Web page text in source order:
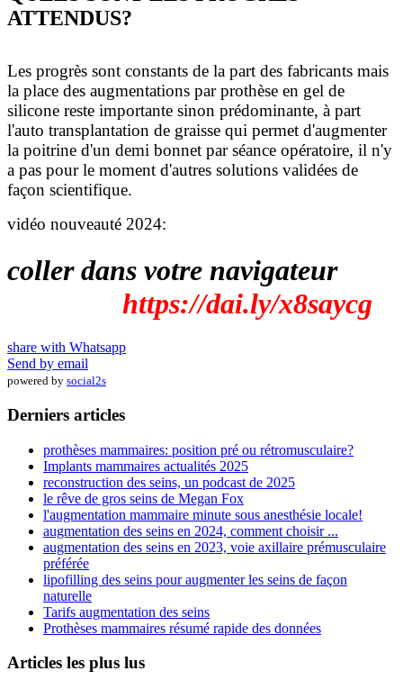
ATTENDUS?
Les progrès sont constants de la part des fabricants mais
la place des augmentations par prothèse en gel de
silicone reste importante sinon prédominante, à part
l'auto transplantation de graisse qui permet d'augmenter
la poitrine d'un demi bonnet par séance opératoire, il n'y
a pas pour le moment d'autres solutions validées de
façon scientifique.
vidéo nouveauté 2024:
coller dans votre navigateur
https://dai.ly/x8saycg
share with Whatsapp
Send by email
powered by social2s
Derniers articles
prothèses mammaires: position pré ou rétromusculaire?
Implants mammaires actualités 2025
reconstruction des seins, un podcast de 2025
le rêve de gros seins de Megan Fox
l'augmentation mammaire minute sous anesthésie locale!
augmentation des seins en 2024, comment choisir ...
augmentation des seins en 2023, voie axillaire prémusculaire
préférée
lipofilling des seins pour augmenter les seins de façon
naturelle
Tarifs augmentation des seins
Prothèses mammaires résumé rapide des données
Articles les plus lus